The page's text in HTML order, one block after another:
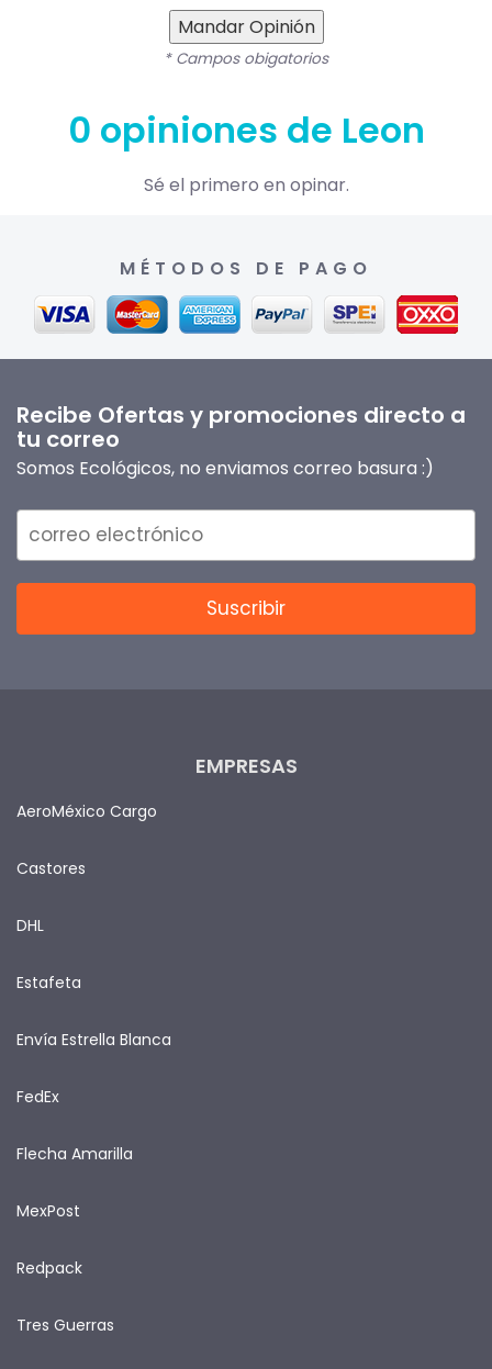
Mandar Opinión
* Campos obigatorios
0 opiniones de Leon
Sé el primero en opinar.
MÉTODOS DE PAGO
Recibe Ofertas y promociones directo a
tu correo
Somos Ecológicos, no enviamos correo basura :)
EMPRESAS
AeroMéxico Cargo
Castores
DHL
Estafeta
Envía Estrella Blanca
FedEx
Flecha Amarilla
MexPost
Redpack
Tres Guerras